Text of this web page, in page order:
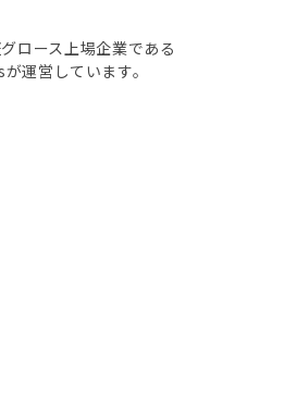
ロース上場企業である
運営しています。